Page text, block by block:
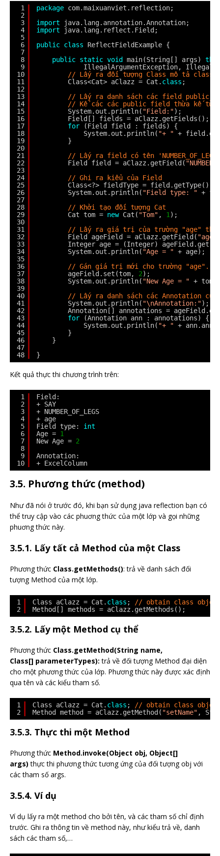
1
2
3
4
5
6
7
8
9
10
11
12
13
14
15
16
17
18
19
20
21
22
23
24
25
26
27
28
29
30
31
32
33
34
35
36
37
38
39
40
41
42
43
44
45
46
47
48
package com.maixuanviet.reflection;
import
java.lang.annotation.Annotation;
import
java.lang.reflect.Field;
public class
ReflectFieldExample {
public static void main(String[] args)
IllegalArgumentException,
// Lấy ra đối tượng Class mô tả class
Class<Cat> aClazz = Cat. class ;
// Lấy ra danh sách các field public
// Kể các các public field thừa kế từ
System.out.println( "Field:");
Field[] fields = aClazz.getFields();
for
(Field field : fields) {
System.out.println( "+ " +
}
// Lấy ra field có tên
Field field = aClazz.getField(
// Ghi ra kiểu của Field
Class<?> fieldType = field.getType();
System.out.println( "Field type: " +
// Khởi tạo đối tượng Cat
Cat tom = new Cat( "Tom" , 1 );
// Lấy ra giá trị của trường "age"
Field ageField = aClazz.getField( "age"
Integer age = (Integer)
System.out.println( "Age = " + age);
// Gán giá trị mới cho trường "age".
ageField.set(tom, 2);
System.out.println( "New Age = " +
// Lấy ra danh sách các Annotation
System.out.println( "\nAnnotation:");
Annotation[] annotations =
for
(Annotation ann : annotations) {
System.out.println( "+ " +
}
}
}
Kết quả thực thi chương trình trên:
1
2
3
4
5
6
7
8
9
10
Field:
+ SAY
+ NUMBER_OF_LEGS
+ age
Field type: int
Age = 1
New Age = 2
Annotation:
+ ExcelColumn
3.5. Phương thức (method)
Như đã nói ở trước đó, khi bạn sử dụng java reflection bạn có
thể truy cập vào các phuơng thức của một lớp và gọi những
phuơng thức này.
3.5.1. Lấy tất cả Method của một Class
Phương thức Class.getMethods(): trả về danh sách đối
tượng Method của một lớp.
1
2
Class aClazz = Cat. class ;
// obtain class
Method[] methods = aClazz.getMethods();
3.5.2. Lấy một Method cụ thể
Phương thức Class.getMethod(String name,
Class[] parameterTypes): trả về đối tượng Method đại diện
cho một phương thức của lớp. Phương thức này được xác định
qua tên và các kiểu tham số.
1
2
Class aClazz = Cat. class ;
// obtain class
Method method = aClazz.getMethod( "setName" ,
3.5.3. Thực thi một Method
Phương thức Method.invoke(Object obj, Object[]
args) thực thi phương thức tương ứng của đối tượng obj với
các tham số args.
3.5.4. Ví dụ
Ví dụ lấy ra một method cho bởi tên, và các tham số chỉ định
trước. Ghi ra thông tin về method này, như kiểu trả về, danh
sách các tham số,…